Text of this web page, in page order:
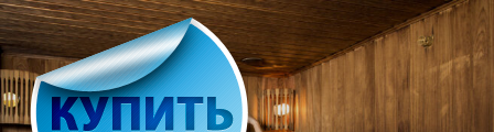
Перейти
к
содержимому